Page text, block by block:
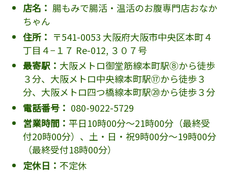
店名： 腸もみで腸活・温活のお腹専門店おなか
ちゃん
住所： 〒541-0053 大阪府大阪市中央区本町４
丁目４−１７ Re-012, ３０７号
最寄駅： 大阪メトロ御堂筋線本町駅⑧から徒歩
３分、大阪メトロ中央線本町駅⑰から徒歩３
分、大阪メトロ四つ橋線本町駅⑳から徒歩３分
電話番号： 080-9022-5729
営業時間： 平日10時00分～21時00分（最終受
付20時00分）、土・日・祝9時00分～19時00分
（最終受付18時00分）
定休日： 不定休